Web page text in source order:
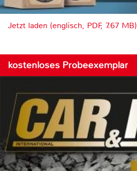
Jetzt laden (englisch, PDF, 7.67 MB)
kostenloses Probeexemplar